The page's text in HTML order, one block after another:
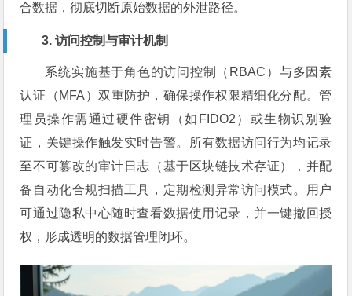
合数据，彻底切断原始数据的外泄路径。
3. 访问控制与审计机制
系统实施基于角色的访问控制（RBAC）与多因素
认证（MFA）双重防护，确保操作权限精细化分配。管
理员操作需通过硬件密钥（如FIDO2）或生物识别验
证，关键操作触发实时告警。所有数据访问行为均记录
至不可篡改的审计日志（基于区块链技术存证），并配
备自动化合规扫描工具，定期检测异常访问模式。用户
可通过隐私中心随时查看数据使用记录，并一键撤回授
权，形成透明的数据管理闭环。